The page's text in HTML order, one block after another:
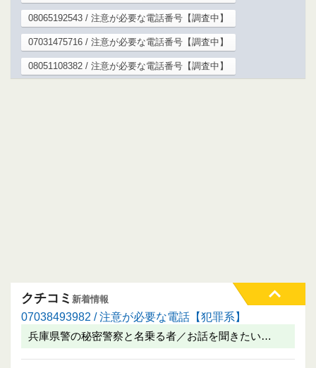
08065192543 / 注意が必要な電話番号【調査中】
07031475716 / 注意が必要な電話番号【調査中】
08051108382 / 注意が必要な電話番号【調査中】
クチコミ 新着情報
07038493982 / 注意が必要な電話【犯罪系】
兵庫県警の秘密警察と名乗る者／お話を聞きたい…